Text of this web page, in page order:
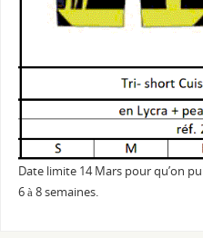
Date limite 14 Mars pour qu’on
6 à 8 semaines.